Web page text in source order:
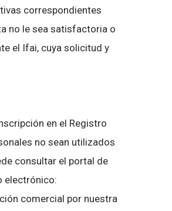
correspondientes
no le sea satisfactoria o
el Ifai, cuya solicitud y
en el Registro
no sean utilizados
consultar el portal de
electrónico:
comercial por nuestra